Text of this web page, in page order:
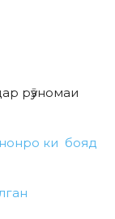
рӯзномаи
ки бояд